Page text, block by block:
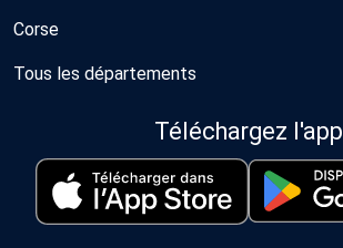
Corse
Tous les départements
Téléchargez l'app